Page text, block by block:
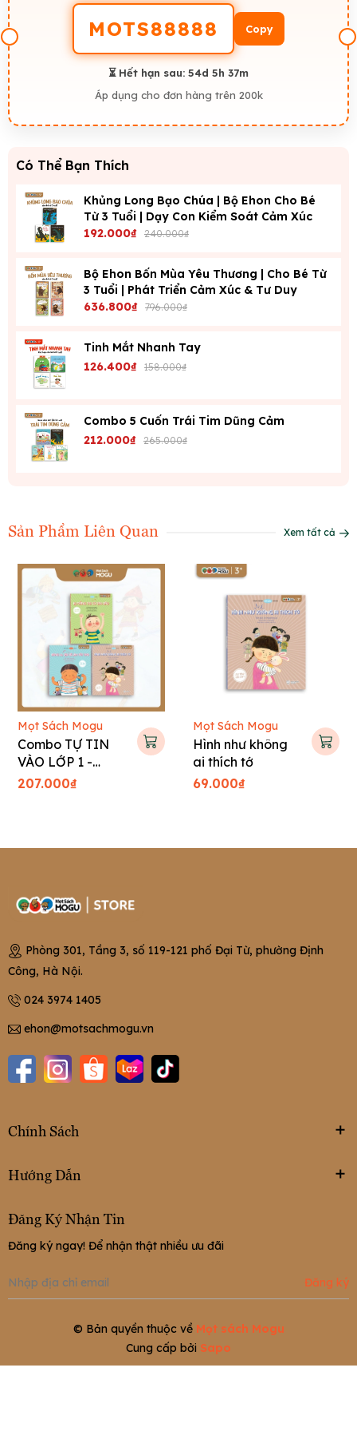
MOTS88888 Copy
⏳ Hết hạn sau: 54d 5h 37m
Áp dụng cho đơn hàng trên 200k
Có Thể Bạn Thích
Khủng Long Bạo Chúa | Bộ Ehon Cho Bé
Từ 3 Tuổi | Dạy Con Kiểm Soát Cảm Xúc
192.000₫ 240.000₫
Bộ Ehon Bốn Mùa Yêu Thương | Cho Bé Từ
3 Tuổi | Phát Triển Cảm Xúc & Tư Duy
636.800₫ 796.000₫
Tinh Mắt Nhanh Tay
126.400₫ 158.000₫
Combo 5 Cuốn Trái Tim Dũng Cảm
212.000₫ 265.000₫
Sản Phẩm Liên Quan Xem tất cả
Mọt Sách Mogu
Combo TỰ TIN
VÀO LỚP 1 -
Tranh truyện Hàn
207.000₫
Mọt Sách Mogu
Hình như không
ai thích tớ
69.000₫
Phòng 301, Tầng 3, số 119-121 phố Đại Từ, phường Định
Công, Hà Nội.
024 3974 1405
ehon@motsachmogu.vn
Chính Sách
Hướng Dẫn
Đăng Ký Nhận Tin
Đăng ký ngay! Để nhận thật nhiều ưu đãi
Đăng ký
© Bản quyền thuộc về Mọt sách Mogu
Cung cấp bởi Sapo